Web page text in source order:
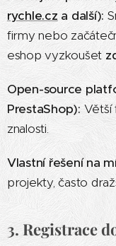
rychle.cz a další):
firmy nebo
eshop vyzkoušet
Open-source
PrestaShop): Větší
znalosti.
Vlastní řešení na
projekty, často
3. Registrace